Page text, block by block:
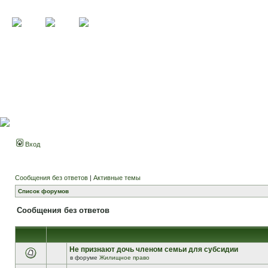
Вход
Сообщения без ответов | Активные темы
Список форумов
Сообщения без ответов
Не признают дочь членом семьи для субсидии
в форуме Жилищное право